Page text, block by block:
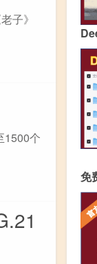
子》
1500个
免